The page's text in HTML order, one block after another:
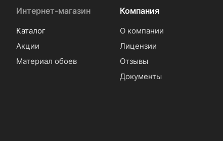
Интернет-магазин
Каталог
Акции
Материал обоев
Компания
О компании
Лицензии
Отзывы
Документы